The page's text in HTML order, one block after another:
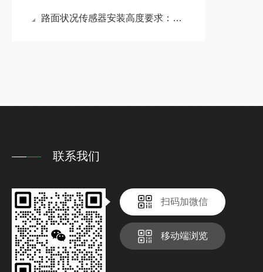
路面状况传感器安装高度要求：遥感安装快捷简便，无需封闭道路或切割路面
联系我们
扫码加微信
移动端浏览